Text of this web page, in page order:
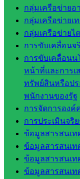
กลุ่มเครือข่ายอ
กลุ่มเครือข่ายเ
กลุ่มเครือข่ายไ
การขับเคลื่อนจ
การขับเคลื่อนน
หน้าที่และการเ
ทรัพย์สินหรือปร
พนักงานของรัฐ
การจัดการองค์
การประเมินจริ
ข้อมูลสารสนเท
ข้อมูลสารสนเท
ข้อมูลสารสนเท
ข้อมูลสารสนเท
เทคนิค
สระแก้ว
วิทยาลัย
เทคนิค
วังน้ำเย็น
กศน.สระแก้ว
เว็บไซต์
กลุ่มงาน
ใน
สำนักงาน